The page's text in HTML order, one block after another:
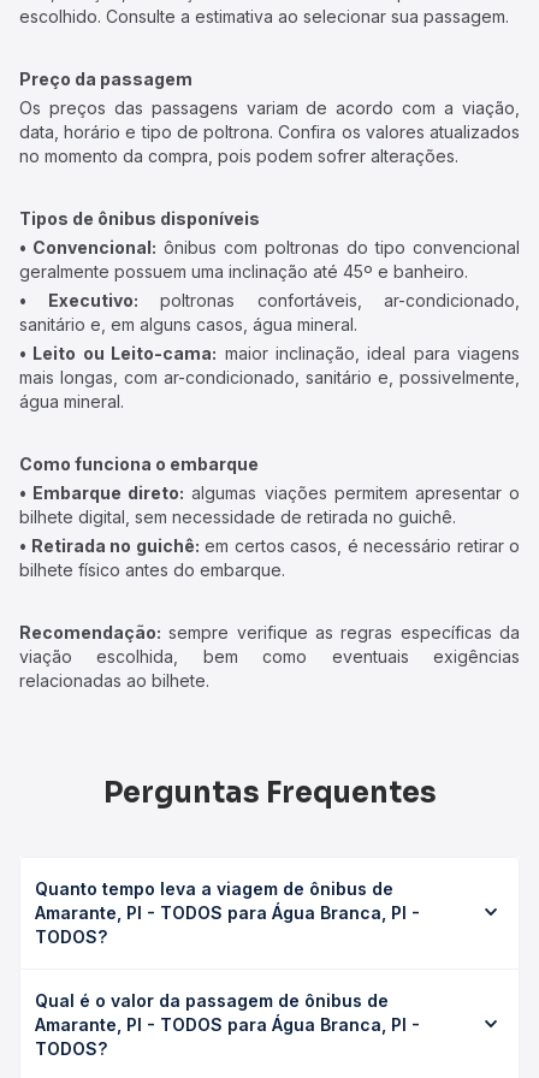
escolhido. Consulte a estimativa ao selecionar sua passagem.
Preço da passagem
Os preços das passagens variam de acordo com a viação,
data, horário e tipo de poltrona. Confira os valores atualizados
no momento da compra, pois podem sofrer alterações.
Tipos de ônibus disponíveis
• Convencional: ônibus com poltronas do tipo convencional
geralmente possuem uma inclinação até 45º e banheiro.
• Executivo: poltronas confortáveis, ar-condicionado,
sanitário e, em alguns casos, água mineral.
• Leito ou Leito-cama: maior inclinação, ideal para viagens
mais longas, com ar-condicionado, sanitário e, possivelmente,
água mineral.
Como funciona o embarque
• Embarque direto: algumas viações permitem apresentar o
bilhete digital, sem necessidade de retirada no guichê.
• Retirada no guichê: em certos casos, é necessário retirar o
bilhete físico antes do embarque.
Recomendação: sempre verifique as regras específicas da
viação escolhida, bem como eventuais exigências
relacionadas ao bilhete.
Perguntas Frequentes
Quanto tempo leva a viagem de ônibus de
Amarante, PI - TODOS para Água Branca, PI -
TODOS?
Branca, PI - TODOS leva em média 1h 17min, podendo
variar conforme a viação, o tipo de serviço (convencional,
executivo ou leito) e as condições de tráfego. Na Quero
Qual é o valor da passagem de ônibus de
Amarante, PI - TODOS para Água Branca, PI -
TODOS?